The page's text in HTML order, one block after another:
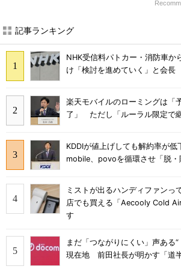
記事ランキング
NHK受信料パトカー・消防車か
け「検討を進めていく」と会長
楽天モバイルのローミングは「
了」 ただし「ルーラル限定で
KDDIが値上げしても解約率が
mobile、povoを循環させ「脱
ミストが出るハンディファン
店でも買える「Aecooly Cold
す
まだ「つながりにくい」声ある
現在地 前田社長が明かす「道